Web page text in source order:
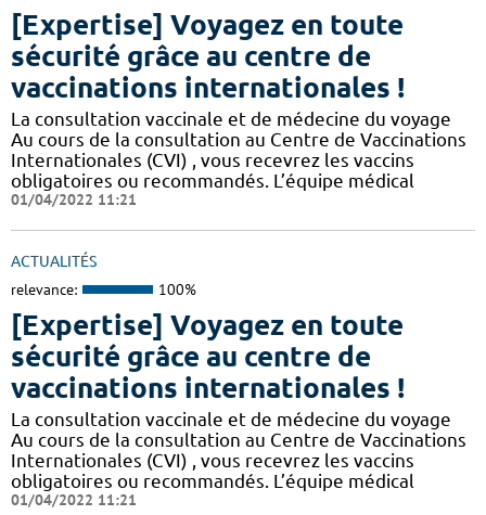
[Expertise] Voyagez en toute
sécurité grâce au centre de
vaccinations internationales !
La consultation vaccinale et de médecine du voyage
Au cours de la consultation au Centre de Vaccinations
Internationales (CVI) , vous recevrez les vaccins
obligatoires ou recommandés. L’équipe médical
01/04/2022 11:21
ACTUALITÉS
relevance: 100%
[Expertise] Voyagez en toute
sécurité grâce au centre de
vaccinations internationales !
La consultation vaccinale et de médecine du voyage
Au cours de la consultation au Centre de Vaccinations
Internationales (CVI) , vous recevrez les vaccins
obligatoires ou recommandés. L’équipe médical
01/04/2022 11:21